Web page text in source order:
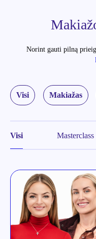
Norint gauti pilną
Visi Makiažas
Visi Masterclass